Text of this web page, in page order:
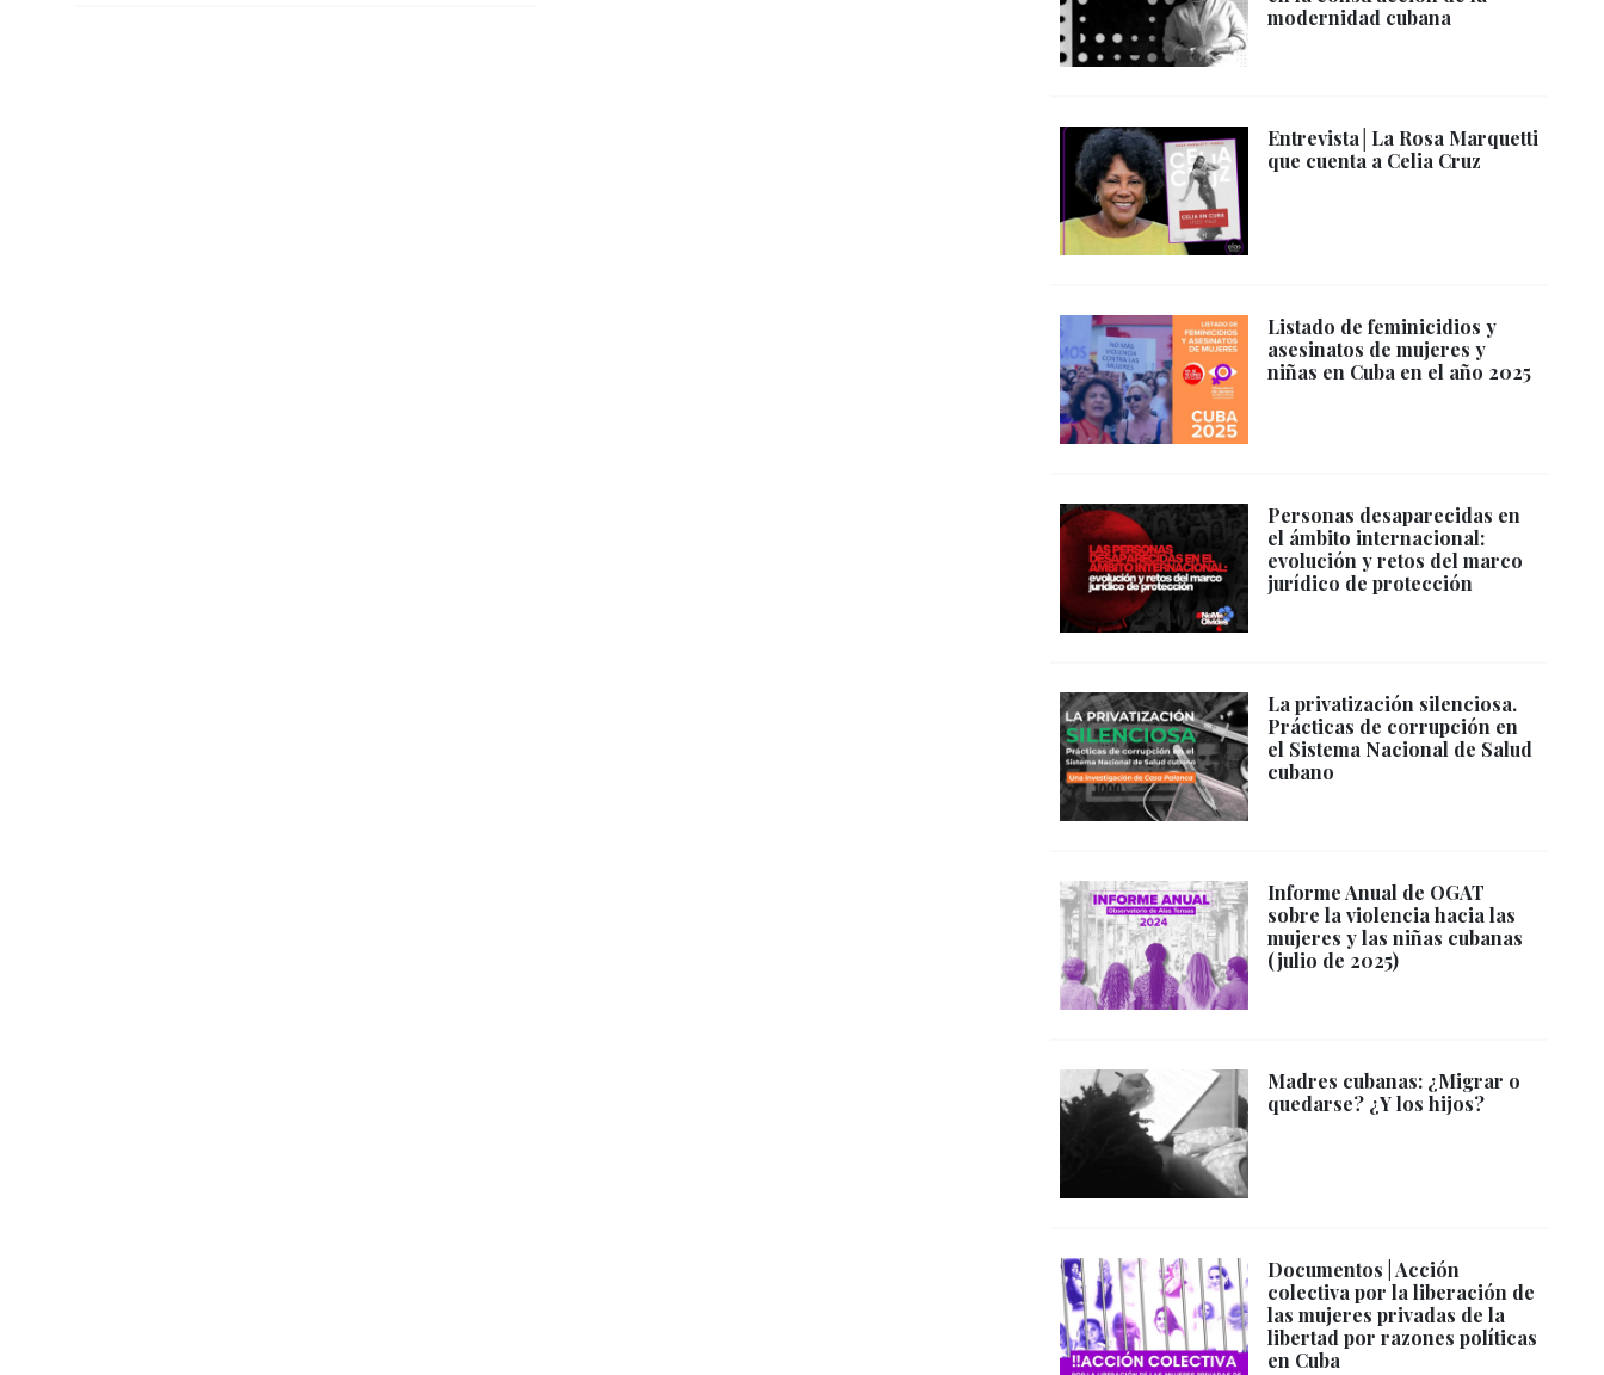
modernidad cubana
Entrevista│La Rosa Marquetti
que cuenta a Celia Cruz
Listado de feminicidios y
asesinatos de mujeres y
niñas en Cuba en el año 2025
Personas desaparecidas en
el ámbito internacional:
evolución y retos del marco
jurídico de protección
La privatización silenciosa.
Prácticas de corrupción en
el Sistema Nacional de Salud
cubano
Informe Anual de OGAT
sobre la violencia hacia las
mujeres y las niñas cubanas
(julio de 2025)
Madres cubanas: ¿Migrar o
quedarse? ¿Y los hijos?
Documentos | Acción
colectiva por la liberación de
las mujeres privadas de la
libertad por razones políticas
en Cuba